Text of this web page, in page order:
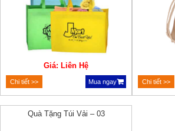
Giá: Liên Hệ
Chi tiết >> Mua ngay Chi tiết >>
Quà Tặng Túi Vải – 03